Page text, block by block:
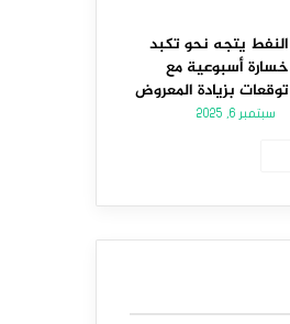
النفط يتجه نحو تكبد
خسارة أسبوعية مع
توقعات بزيادة المعروض
سبتمبر 6, 2025
ة